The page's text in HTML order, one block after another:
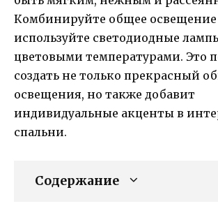
Комбинируйте общее
используйте светодиодные
цветовыми температурами. Это
создать не только прекрасный
освещения, но также добавит
индивидуальные акценты в
спальни.
Содержание